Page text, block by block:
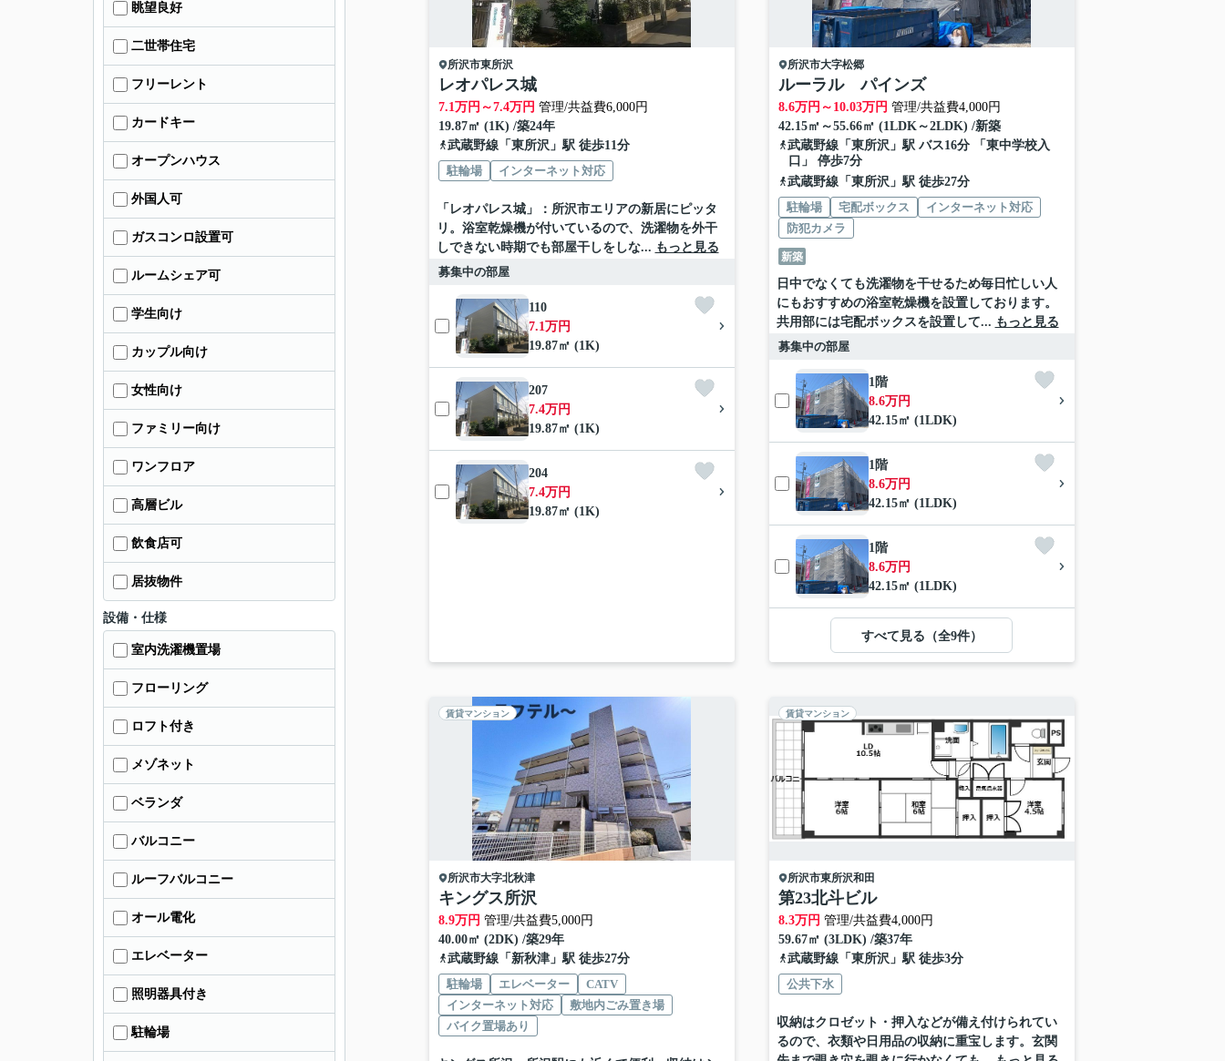
所沢市東所沢
レオパレス城
7.1万円～7.4万円 管理/共益費6,000円
19.87㎡ (1K) /築24年
武蔵野線「 東所沢」駅 徒歩11分
駐輪場
インターネット対応
「レオパレス城」：所沢市エリアの新居にピッタ
リ。浴室乾燥機が付いているので、洗濯物を外干
しできない時期でも部屋干しをしな... もっと見る
募集中の部屋
110
7.1万円
19.87㎡ (1K)
207
7.4万円
19.87㎡ (1K)
204
7.4万円
19.87㎡ (1K)
所沢市大字松郷
ルーラル パインズ
8.6万円～ 10.03万円 管理/共益費4,000円
42.15㎡～55.66㎡ (1LDK～2LDK) /新築
武蔵野線「 東所沢」駅 バス16分 「東中学校入
口」 停歩7分
武蔵野線「 東所沢」駅 徒歩27分
駐輪場
宅配ボックス
インターネット対応
防犯カメラ
新築
日中でなくても洗濯物を干せるため毎日忙しい人
にもおすすめの浴室乾燥機を設置しております。
共用部には宅配ボックスを設置して... もっと見る
募集中の部屋
1階
8.6万円
42.15㎡ (1LDK)
1階
8.6万円
42.15㎡ (1LDK)
1階
8.6万円
42.15㎡ (1LDK)
すべて見る（全9件）
賃貸マンション
所沢市大字北秋津
キングス所沢
8.9万円 管理/共益費5,000円
40.00㎡ (2DK) /築29年
武蔵野線「 新秋津」駅 徒歩27分
駐輪場
エレベーター
CATV
インターネット対応
敷地内ごみ置き場
バイク置場あり
賃貸マンション
所沢市東所沢和田
第23北斗ビル
8.3万円 管理/共益費4,000円
59.67㎡ (3LDK) /築37年
武蔵野線「 東所沢」駅 徒歩3分
公共下水
収納はクロゼット・押入などが備え付けられてい
るので、衣類や日用品の収納に重宝します。玄関
眺望良好
二世帯住宅
フリーレント
カードキー
オープンハウス
外国人可
ガスコンロ設置可
ルームシェア可
学生向け
カップル向け
女性向け
ファミリー向け
ワンフロア
高層ビル
飲食店可
居抜物件
設備・仕様
室内洗濯機置場
フローリング
ロフト付き
メゾネット
ベランダ
バルコニー
ルーフバルコニー
オール電化
エレベーター
照明器具付き
駐輪場